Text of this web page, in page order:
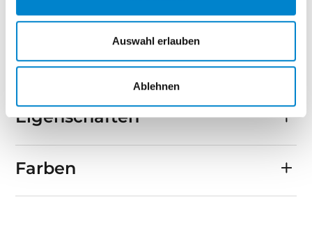
Auswahl erlauben
Ablehnen
Einfache Bedienung per Impulsfunktion
Für Einfahrtstor-Antriebe LineaMatic H und STA
Funkempfänger nutzbar.
Eigenschaften
Farben